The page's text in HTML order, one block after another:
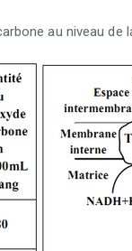
au niveau de